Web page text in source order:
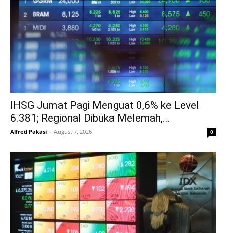
IHSG Jumat Pagi Menguat 0,6% ke Level
6.381; Regional Dibuka Melemah,...
Alfred Pakasi - August 7, 2026 0